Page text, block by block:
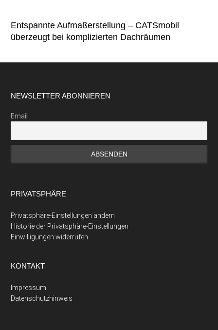
Entspannte Aufmaßerstellung – CATSmobil
überzeugt bei komplizierten Dachräumen
Footer
NEWSLETTER ABONNIEREN
Email
PRIVATSPHÄRE
Privatsphäre-Einstellungen ändern
Historie der Privatsphäre-Einstellungen
Einwilligungen widerrufen
KONTAKT
Impressum
Datenschutzhinweis